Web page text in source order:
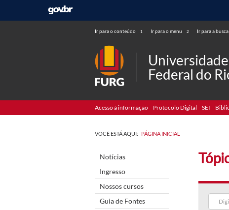
Ir para o conteúdo 1 Ir para o menu 2 Ir para a busca
Universidade
Federal do
Acesso à informação Protocolo Digital SEI
VOCÊ ESTÁ AQUI: PÁGINA INICIAL
Notícias
Ingresso
Nossos cursos
Guia de Fontes